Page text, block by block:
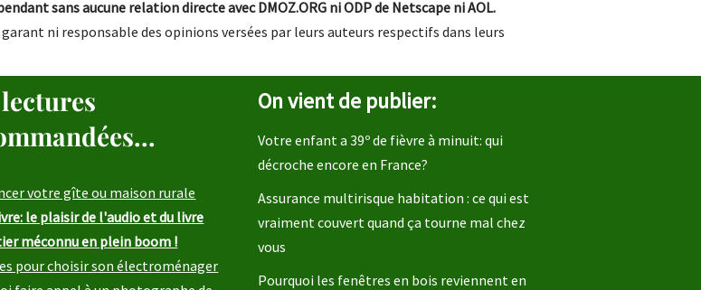
sans aucune relation directe avec DMOZ.ORG ni ODP de Netscape ni AOL.
ni responsable des opinions versées par leurs auteurs respectifs dans leurs
votre gîte ou maison rurale
le plaisir de l'audio et du livre
méconnu en plein boom !
pour choisir son électroménager
On vient de publier:
Votre enfant a 39º de fièvre à minuit: qui
décroche encore en France?
Assurance multirisque habitation : ce qui est
vraiment couvert quand ça tourne mal chez
vous
Pourquoi les fenêtres en bois reviennent en